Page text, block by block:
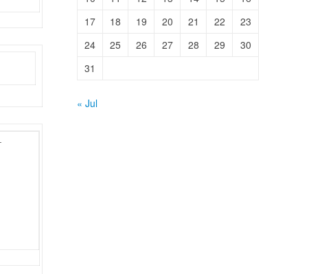
17
18 19 20 21 22
23
24
25 26 27 28 29
30
31
« Jul